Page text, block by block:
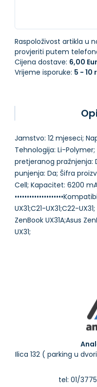
Raspoloživost artikla u
provjeriti putem
Cijena dostave: 6,00 Eur
Vrijeme isporuke: 5 - 10
Jamstvo: 12 mjeseci;
Tehnologija: Li-
pretjeranog pražnjenja:
punjenja: Da; Šifra
Cell; Kapacitet: 6200
UX31;C21-UX31;C22-
ZenBook UX31A;Asus
Ilica 132 ( parking u
tel: 01/